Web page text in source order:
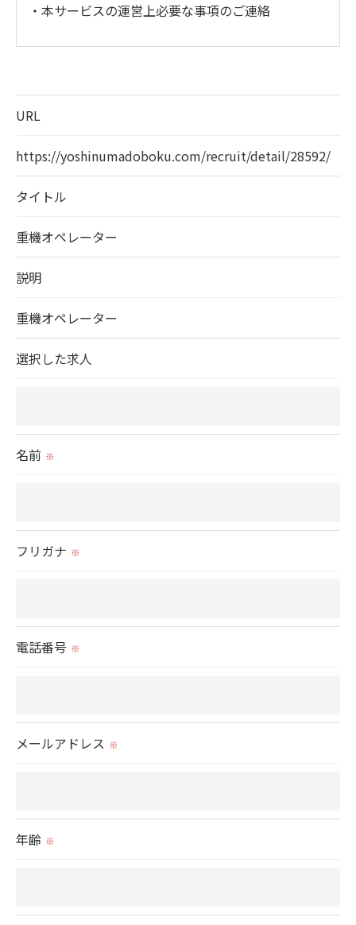
・本サービスの運営上必要な事項のご連絡
ません。
＜個人情報の委託について＞
個人情報を外部に委託する場合があります。
これらの委託先に対しては個人情報保護契約等の措
置をとり、適切な監督を行います。
＜個人情報の安全管理＞
当社では、個人情報の漏洩等がなされないよう、適
＜個人情報を与えなかった場合に生じる結果＞
必要な情報を頂けない場合は、それに対応した当社
＜個人情報の開示･訂正・削除･利用停止の手続につ
用停止の手続を定めさせて頂いております。
ご本人である事を確認のうえ、対応させて頂きま
きにつきましては、お電話でお問合せ下さい。
URL
https://yoshinumadoboku.com/recruit/detail/28592/
タイトル
重機オペレーター
説明
重機オペレーター
選択した求人
名前 ※
フリガナ ※
電話番号 ※
メールアドレス ※
年齢 ※